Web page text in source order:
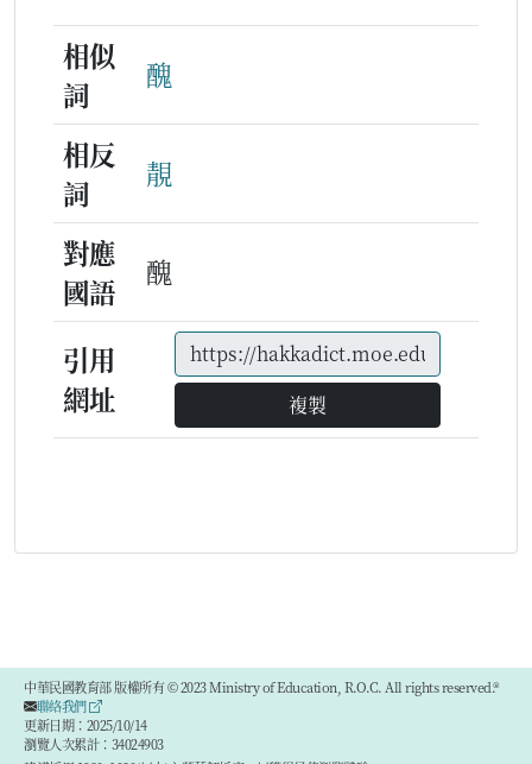
相似
詞
醜
相反
詞
靚
對應
國語
醜
引用
網址
複製
中華民國教育部 版權所有 © 2023 Ministry of Education, R.O.C. All rights reserved.®
聯絡我們
更新日期：2025/10/14
瀏覽人次累計：34024903